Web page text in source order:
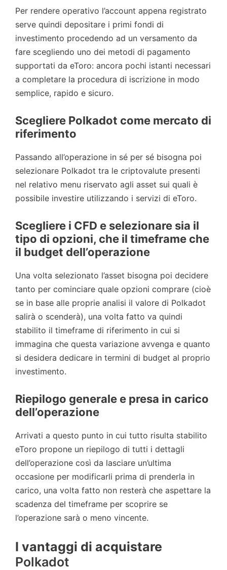
Per rendere operativo l’account appena registrato
serve quindi depositare i primi fondi di
investimento procedendo ad un versamento da
fare scegliendo uno dei metodi di pagamento
supportati da eToro: ancora pochi istanti necessari
a completare la procedura di iscrizione in modo
semplice, rapido e sicuro.
Scegliere Polkadot come mercato di
riferimento
Passando all’operazione in sé per sé bisogna poi
selezionare Polkadot tra le criptovalute presenti
nel relativo menu riservato agli asset sui quali è
possibile investire utilizzando i servizi di eToro.
Scegliere i CFD e selezionare sia il
tipo di opzioni, che il timeframe che
il budget dell’operazione
Una volta selezionato l’asset bisogna poi decidere
tanto per cominciare quale opzioni comprare (cioè
se in base alle proprie analisi il valore di Polkadot
salirà o scenderà), una volta fatto va quindi
stabilito il timeframe di riferimento in cui si
immagina che questa variazione avvenga e quanto
si desidera dedicare in termini di budget al proprio
investimento.
Riepilogo generale e presa in carico
dell’operazione
Arrivati a questo punto in cui tutto risulta stabilito
eToro propone un riepilogo di tutti i dettagli
dell’operazione così da lasciare un’ultima
occasione per modificarli prima di prenderla in
carico, una volta fatto non resterà che aspettare la
scadenza del timeframe per scoprire se
l’operazione sarà o meno vincente.
I vantaggi di acquistare
Polkadot